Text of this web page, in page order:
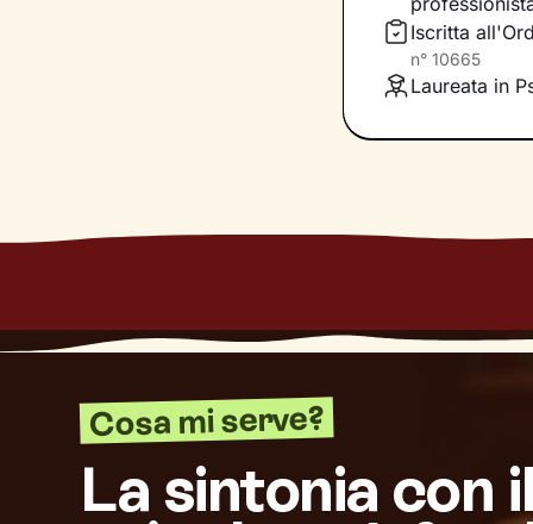
Daremo il via a
benessere che
Iscritta
n° 10665
Laureata in
Cosa mi serve?
La sintonia con